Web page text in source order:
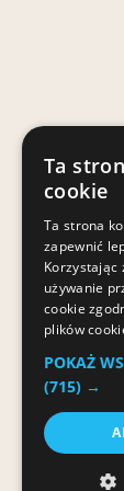
Ta
cookie
Ta strona
zapewnić
Korzystając
używanie
cookie
plików
POKAŻ
(715) →